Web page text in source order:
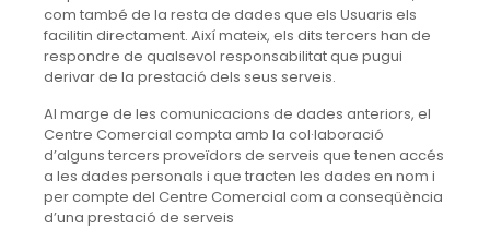
com també de la resta de dades que els Usuaris els
facilitin directament. Així mateix, els dits tercers han de
respondre de qualsevol responsabilitat que pugui
derivar de la prestació dels seus serveis.
Al marge de les comunicacions de dades anteriors, el
Centre Comercial compta amb la col·laboració
d’alguns tercers proveïdors de serveis que tenen accés
a les dades personals i que tracten les dades en nom i
per compte del Centre Comercial com a conseqüència
d’una prestació de serveis